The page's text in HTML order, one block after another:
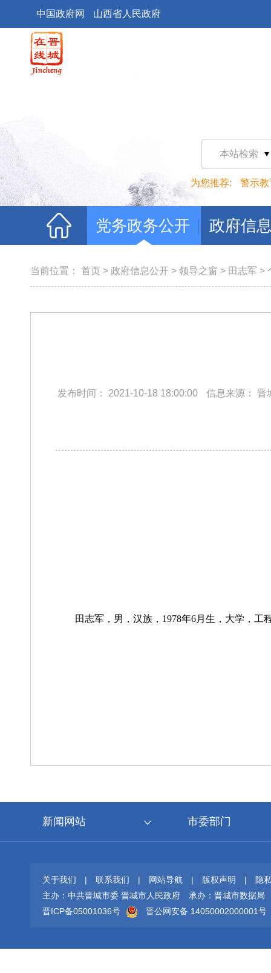
中国政府网 山西省人民政府
本站检索
为您推荐: 警示教
党务政务公开 政府信
当前位置： 首页 > 政府信息公开 > 领导之窗 > 田志军 >
发布时间： 2021-10-18 18:00:00 信息来源： 晋
田志军，男，汉族，1978年6月生，大学，工
新闻网站 市委部门
关于我们 | 联系我们 | 网站导航 | 版权声明 |
隐
主办：中共晋城市委 晋城市人民政府
承办：晋城市数据局
晋ICP备05001036号
晋公网安备 14050002000001号